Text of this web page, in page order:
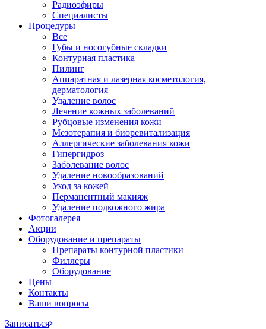
Радиоэфиры
Специалисты
Процедуры
Все
Губы и носогубные складки
Контурная пластика
Пилинг
Аппаратная и лазерная косметология,
дерматология
Удаление волос
Лечение кожных заболеваний
Рубцовые изменения кожи
Мезотерапия и биоревитализация
Аллергические заболевания кожи
Гипергидроз
Заболевание волос
Удаление новообразований
Уход за кожей
Перманентный макияж
Удаление подкожного жира
Фотогалерея
Акции
Оборудование и препараты
Препараты контурной пластики
Филлеры
Оборудование
Цены
Контакты
Ваши вопросы
Записаться